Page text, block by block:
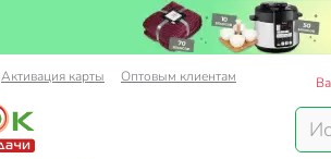
Активация карты Оптовым клиентам